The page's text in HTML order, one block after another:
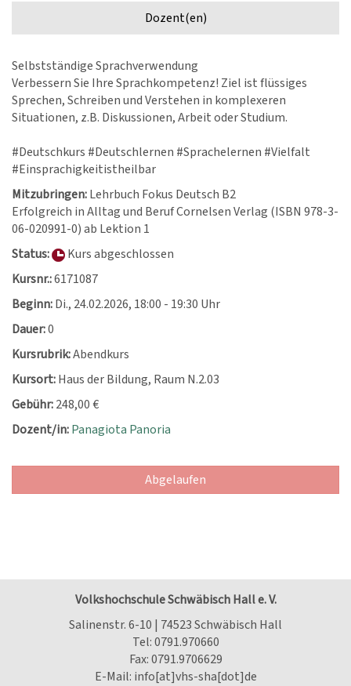
Dozent(en)
Selbstständige Sprachverwendung
Verbessern Sie Ihre Sprachkompetenz! Ziel ist flüssiges
Sprechen, Schreiben und Verstehen in komplexeren
Situationen, z.B. Diskussionen, Arbeit oder Studium.
#Deutschkurs #Deutschlernen #Sprachelernen #Vielfalt
#Einsprachigkeitistheilbar
Mitzubringen:Lehrbuch Fokus Deutsch B2
Erfolgreich in Alltag und Beruf Cornelsen Verlag (ISBN 978-3-
06-020991-0) ab Lektion 1
Status:
Kurs abgeschlossen
Kursnr.:6171087
Beginn:Di., 24.02.2026, 18:00 - 19:30 Uhr
Dauer:0
Kursrubrik:Abendkurs
Kursort:Haus der Bildung, Raum N.2.03
Gebühr:248,00 €
Dozent/in:Panagiota Panoria
Abgelaufen
Volkshochschule Schwäbisch Hall e. V.
Salinenstr. 6-10 | 74523 Schwäbisch Hall
Tel:0791.970660
Fax: 0791.9706629
E-Mail: info[at]vhs-sha[dot]de